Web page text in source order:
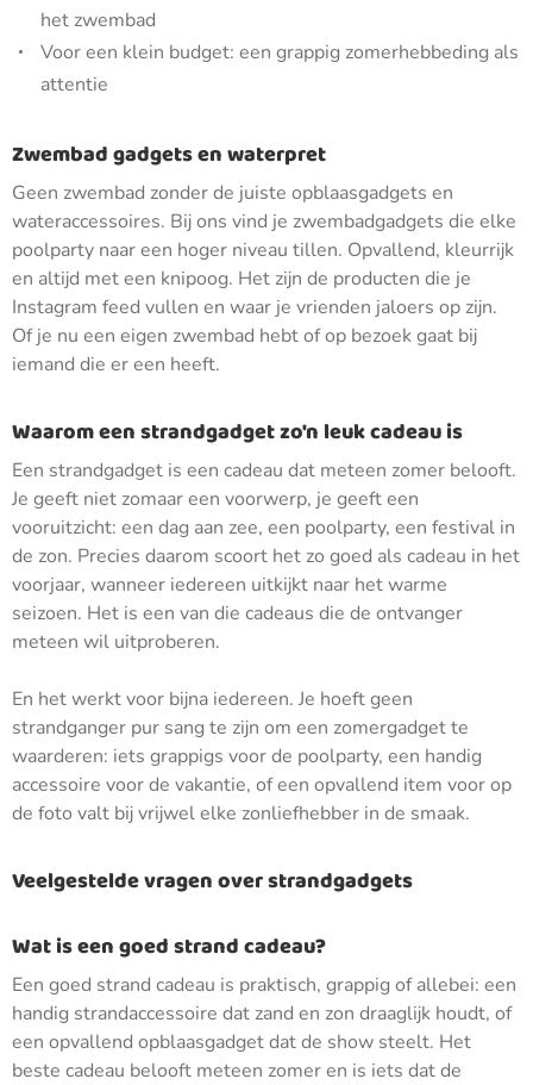
het zwembad
Voor een klein budget: een grappig zomerhebbeding als
attentie
Zwembad gadgets en waterpret
Geen zwembad zonder de juiste opblaasgadgets en
wateraccessoires. Bij ons vind je zwembadgadgets die elke
poolparty naar een hoger niveau tillen. Opvallend, kleurrijk
en altijd met een knipoog. Het zijn de producten die je
Instagram feed vullen en waar je vrienden jaloers op zijn.
Of je nu een eigen zwembad hebt of op bezoek gaat bij
iemand die er een heeft.
Waarom een strandgadget zo'n leuk cadeau is
Een strandgadget is een cadeau dat meteen zomer belooft.
Je geeft niet zomaar een voorwerp, je geeft een
vooruitzicht: een dag aan zee, een poolparty, een festival in
de zon. Precies daarom scoort het zo goed als cadeau in het
voorjaar, wanneer iedereen uitkijkt naar het warme
seizoen. Het is een van die cadeaus die de ontvanger
meteen wil uitproberen.
En het werkt voor bijna iedereen. Je hoeft geen
strandganger pur sang te zijn om een zomergadget te
waarderen: iets grappigs voor de poolparty, een handig
accessoire voor de vakantie, of een opvallend item voor op
de foto valt bij vrijwel elke zonliefhebber in de smaak.
Veelgestelde vragen over strandgadgets
Wat is een goed strand cadeau?
Een goed strand cadeau is praktisch, grappig of allebei: een
handig strandaccessoire dat zand en zon draaglijk houdt, of
een opvallend opblaasgadget dat de show steelt. Het
beste cadeau belooft meteen zomer en is iets dat de